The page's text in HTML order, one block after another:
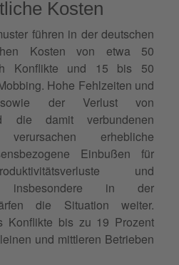
Kosten
führen in der deutschen
Kosten von etwa 50
Konflikte und 15 bis 50
Hohe Fehlzeiten und
sowie der Verlust von
die damit verbundenen
verursachen erhebliche
Einbußen für
und
insbesondere in der
die Situation weiter.
Konflikte bis zu 19 Prozent
und mittleren Betrieben